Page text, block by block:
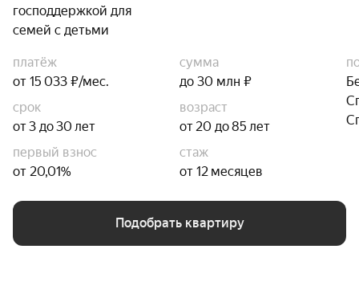
господдержкой для
семей с детьми
платёж
от 15 033 ₽/мес.
сумма
до 30 млн ₽
срок
от 3 до 30 лет
возраст
от 20 до 85 лет
первый взнос
от 20,01%
стаж
от 12 месяцев
Подобрать квартиру